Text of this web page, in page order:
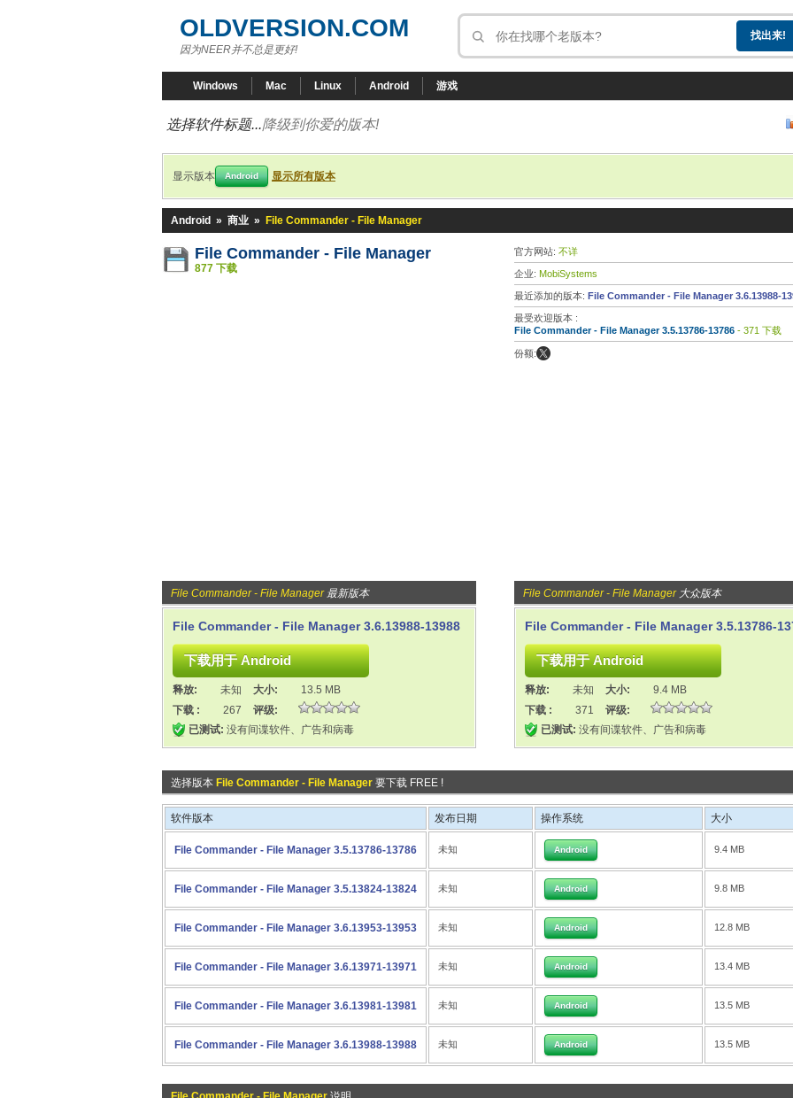
OLDVERSION.COM
因为NEER并不总是更好!
Windows Mac Linux Android 游戏
选择软件标题...降级到你爱的版本!
显示版本 Android 显示所有版本
Android » 商业 » File Commander - File Manager
File Commander - File Manager
877 下载
官方网站: 不详
企业: MobiSystems
最近添加的版本: File Commander - File Manager 3.6.13988-
最受欢迎版本 :
File Commander - File Manager 3.5.13786-13786 - 371 下载
份额:
File Commander - File Manager最新版本
File Commander - File Manager 3.6.13988-13988
释放: 未知 大小:
13.5 MB
下载 :
267
评级:
已测试: 没有间谍软件、广告和病毒
File Commander - File Manager大众版本
File Commander - File Manager 3.5.13786-
释放: 未知 大小:
9.4 MB
下载 :
371
评级:
已测试: 没有间谍软件、广告和病毒
选择版本 File Commander - File Manager 要下载 FREE !
软件版本 发布日期 操作系统 大小
File Commander - File Manager 3.5.13786-13786 未知 Android 9.4 MB
File Commander - File Manager 3.5.13824-13824 未知 Android 9.8 MB
File Commander - File Manager 3.6.13953-13953 未知 Android 12.8 MB
File Commander - File Manager 3.6.13971-13971 未知 Android 13.4 MB
File Commander - File Manager 3.6.13981-13981 未知 Android 13.5 MB
File Commander - File Manager 3.6.13988-13988 未知 Android 13.5 MB